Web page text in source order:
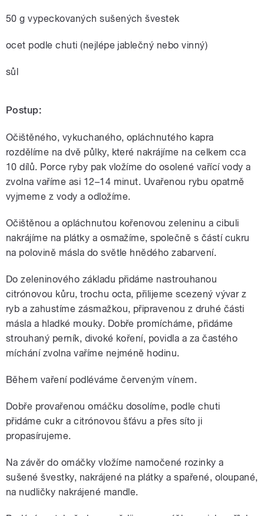
50 g vypeckovaných sušených švestek
ocet podle chuti (nejlépe jablečný nebo vinný)
sůl
Postup:
Očištěného, vykuchaného, opláchnutého kapra
rozdělíme na dvě půlky, které nakrájíme na celkem cca
10 dílů. Porce ryby pak vložíme do osolené vařící vody a
zvolna vaříme asi 12–14 minut. Uvařenou rybu opatrně
vyjmeme z vody a odložíme.
Očištěnou a opláchnutou kořenovou zeleninu a cibuli
nakrájíme na plátky a osmažíme, společně s částí cukru
na polovině másla do světle hnědého zabarvení.
Do zeleninového základu přidáme nastrouhanou
citrónovou kůru, trochu octa, přilijeme scezený vývar z
ryb a zahustíme zásmažkou, připravenou z druhé části
másla a hladké mouky. Dobře promícháme, přidáme
strouhaný perník, divoké koření, povidla a za častého
míchání zvolna vaříme nejméně hodinu.
Během vaření podléváme červeným vínem.
Dobře provařenou omáčku dosolíme, podle chuti
přidáme cukr a citrónovou šťávu a přes síto ji
propasírujeme.
Na závěr do omáčky vložíme namočené rozinky a
sušené švestky, nakrájené na plátky a spařené, oloupané,
na nudličky nakrájené mandle.